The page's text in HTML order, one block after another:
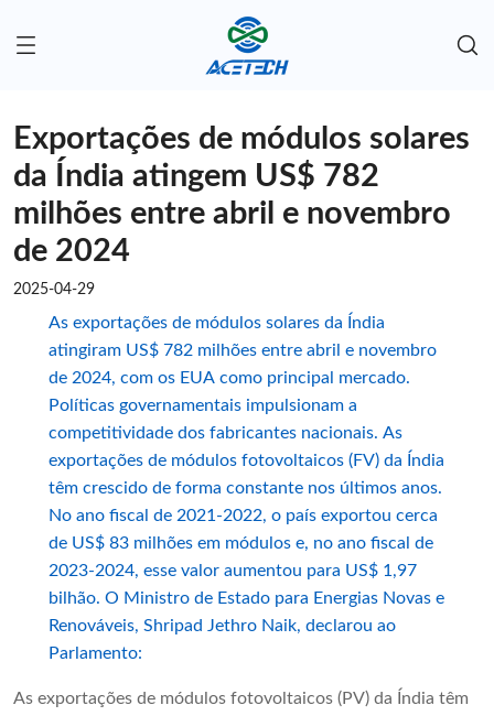
Exportações de módulos solares
da Índia atingem US$ 782
milhões entre abril e novembro
de 2024
2025-04-29
As exportações de módulos solares da Índia
atingiram US$ 782 milhões entre abril e novembro
de 2024, com os EUA como principal mercado.
Políticas governamentais impulsionam a
competitividade dos fabricantes nacionais. As
exportações de módulos fotovoltaicos (FV) da Índia
têm crescido de forma constante nos últimos anos.
No ano fiscal de 2021-2022, o país exportou cerca
de US$ 83 milhões em módulos e, no ano fiscal de
2023-2024, esse valor aumentou para US$ 1,97
bilhão. O Ministro de Estado para Energias Novas e
Renováveis, Shripad Jethro Naik, declarou ao
Parlamento:
As exportações de módulos fotovoltaicos (PV) da Índia têm